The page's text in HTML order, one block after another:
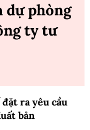
dự phòng
ty tư
đặt ra yêu cầu
bản